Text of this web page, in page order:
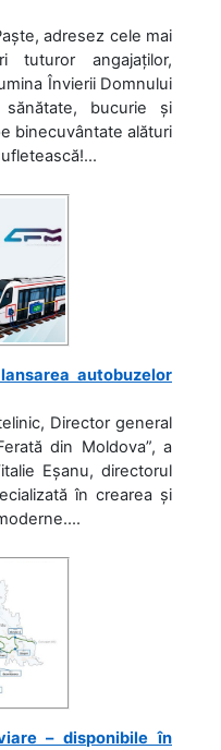
adresez cele mai
tuturor angajaților,
Învierii Domnului
bucurie și
binecuvântate alături
autobuzelor
Director general
din Moldova”, a
Eșanu, directorul
în crearea și
– disponibile în